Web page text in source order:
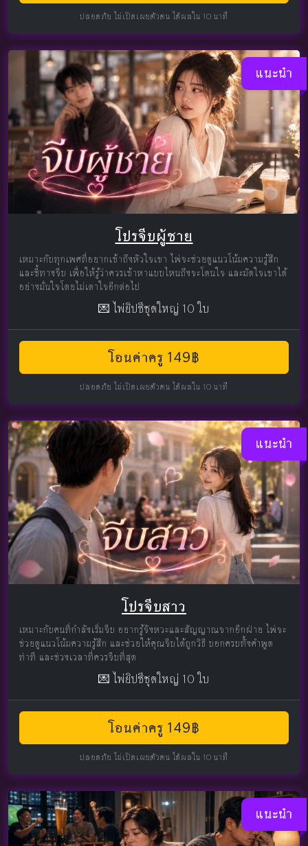
ปลอดภัย ไม่เปิดเผยตัวตน ได้ผลใน 10 นาที
แนะนำ
โปรจีบผู้ชาย
เหมาะกับทุกเพศที่อยากเข้าถึงหัวใจเขา ไพ่จะช่วยดูแนวโน้มความรู้สึก
และชี้ทางจีบ เพื่อให้รู้ว่าควรเข้าหาแบบไหนถึงจะโดนใจ และมัดใจเขาได้
อย่างมั่นใจโดยไม่เดาใจอีกต่อไป
💌 ไพ่ยิปซีชุดใหญ่ 10 ใบ
โอนค่าครู 149฿
ปลอดภัย ไม่เปิดเผยตัวตน ได้ผลใน 10 นาที
แนะนำ
โปรจีบสาว
เหมาะกับคนที่กำลังเริ่มจีบ อยากรู้จังหวะและสัญญาณจากอีกฝ่าย ไพ่จะ
ช่วยดูแนวโน้มความรู้สึก และช่วยให้คุณจีบได้ถูกวิธี บอกครบทั้งคำพูด
ท่าที และช่วงเวลาที่ควรจีบที่สุด
💌 ไพ่ยิปซีชุดใหญ่ 10 ใบ
โอนค่าครู 149฿
ปลอดภัย ไม่เปิดเผยตัวตน ได้ผลใน 10 นาที
แนะนำ